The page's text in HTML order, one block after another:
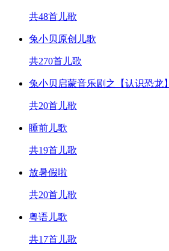
共48首儿歌
兔小贝原创儿歌
共270首儿歌
兔小贝启蒙音乐剧之【认识恐龙】
共20首儿歌
睡前儿歌
共19首儿歌
放暑假啦
共20首儿歌
粤语儿歌
共17首儿歌